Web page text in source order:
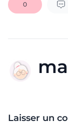
0
Laisser un